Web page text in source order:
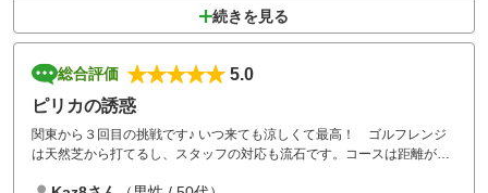
続きを見る
総合評価
5.0
ピリカの誘惑
関東から３回目の挑戦です♪ いつ来ても涼しくて最高！ ゴルフレンジ
は天然芝から打てるし、スタッフの対応も流石です。コースは距離が長